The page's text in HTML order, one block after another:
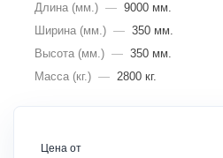
Длина (мм.) — 9000 мм.
Ширина (мм.) — 350 мм.
Высота (мм.) — 350 мм.
Масса (кг.) — 2800 кг.
Цена от